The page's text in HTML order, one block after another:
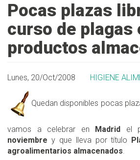
Pocas plazas
curso de plagas
productos
Lunes, 20/Oct/2008 HIGIENE
Quedan disponibles pocas
vamos a celebrar en Madrid el
noviembre y que lleva por título
agroalimentarios almacenados.